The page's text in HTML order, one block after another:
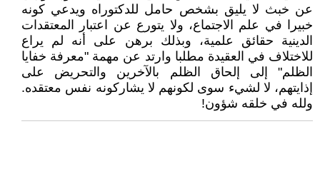
عن خبث لا يليق بشخص حامل للدكتوراه ويدعي كونه
خبيرا في علم الاجتماع، ولا يتورع عن اعتبار المعتقدات
الدينية حقائق علمية، وبذلك برهن على أنه لم يراع
للاختلاف في العقيدة مطلبا وارتد عن مهمة "معرفة خفايا
الظلم" إلى إلحاق الظلم بالآخرين والتحريض على
إذايتهم، لا لشيء سوى لكونهم لا يشاركونه نفس معتقده.
ولله في خلقه شؤون!